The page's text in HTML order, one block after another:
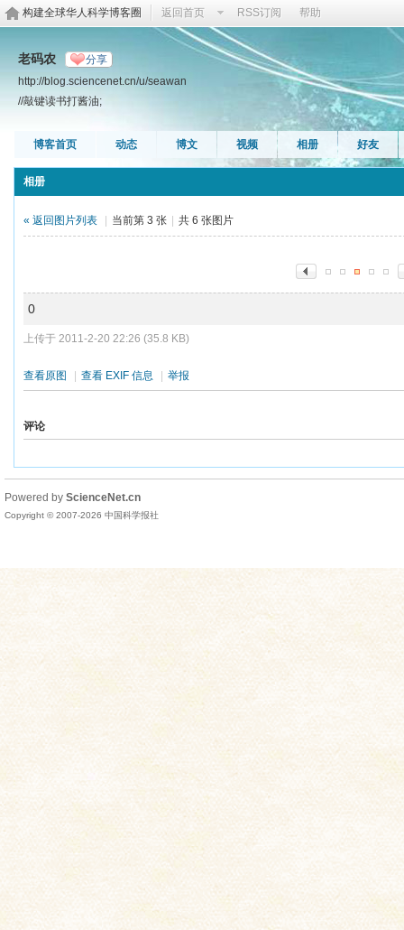
构建全球华人科学博客圈 返回首页 RSS订阅 帮助
老码农 分享
http://blog.sciencenet.cn/u/seawan
//敲键读书打酱油;
博客首页 动态 博文 视频 相册 好友
相册
« 返回图片列表 当前第 3 张 共 6 张图片
0
上传于 2011-2-20 22:26 (35.8 KB)
查看原图 查看 EXIF 信息 举报
评论
Powered by ScienceNet.cn
Copyright © 2007-2026 中国科学报社